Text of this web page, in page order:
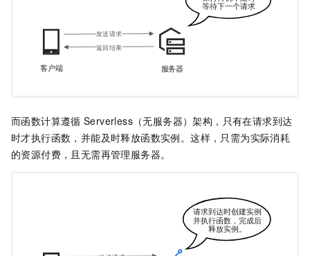
而函数计算遵循 Serverless（无服务器）架构，只有在请求到达
时才执行函数，并能及时释放函数实例。这样，只需为实际消耗
的资源付费，且无需再管理服务器。